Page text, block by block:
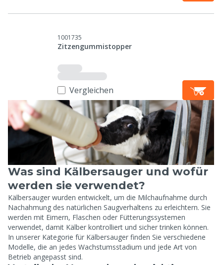
1001735
Zitzengummistopper
Vergleichen
Was sind Kälbersauger und wofür
werden sie verwendet?
Kälbersauger wurden entwickelt, um die Milchaufnahme durch
Nachahmung des natürlichen Saugverhaltens zu erleichtern. Sie
werden mit Eimern, Flaschen oder Fütterungssystemen
verwendet, damit Kälber kontrolliert und sicher trinken können.
In unserer Kategorie für Kälbersauger finden Sie verschiedene
Modelle, die an jedes Wachstumsstadium und jede Art von
Betrieb angepasst sind.